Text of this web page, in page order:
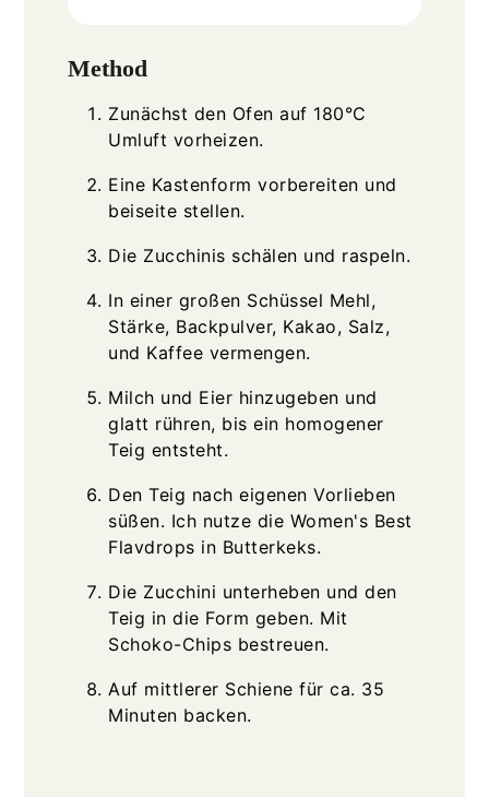
Method
Zunächst den Ofen auf 180°C
Umluft vorheizen.
Eine Kastenform vorbereiten und
beiseite stellen.
Die Zucchinis schälen und raspeln.
In einer großen Schüssel Mehl,
Stärke, Backpulver, Kakao, Salz,
und Kaffee vermengen.
Milch und Eier hinzugeben und
glatt rühren, bis ein homogener
Teig entsteht.
Den Teig nach eigenen Vorlieben
süßen. Ich nutze die Women's Best
Flavdrops in Butterkeks.
Die Zucchini unterheben und den
Teig in die Form geben. Mit
Schoko-Chips bestreuen.
Auf mittlerer Schiene für ca. 35
Minuten backen.